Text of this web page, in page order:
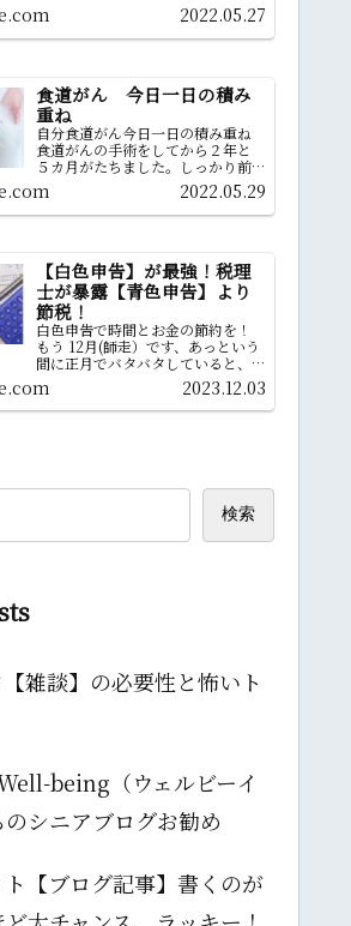
さんにブログを発信されることを
望むのか ブログは 若い世代が中
心？ 自分と同世代の皆さんのブ
2022.05.27
食道がん 今日一日の積み
重ね
自分食道がん今日一日の積み重ね
食道がんの手術をしてから２年と
５カ月がたちました。しっかり前
向きに一日一日その日の大切さを
感じながら生活しています。患者本
人の経験がどうだったか今頑張っ
2022.05.29
【白色申告】が最強！税理
士が暴露【青色申告】より
節税！
白色申告で時間とお金の節約を！
もう 12月(師走）です、あっという
間に正月でバタバタしていると、
そうです！ 確定申告がやってきて
しまいます。 税理士が暴露してく
れた 青色 は損している！ 青色申
2023.12.03
検索
雑談】の必要性と怖いト
being（ウェルビーイ
シニアブログお勧め
【ブログ記事】書くのが